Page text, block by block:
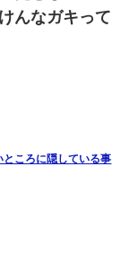
て見ぬふりの親を
ズ』と電話が。私
言葉が信じられな
んなガキって
ころに隠している事